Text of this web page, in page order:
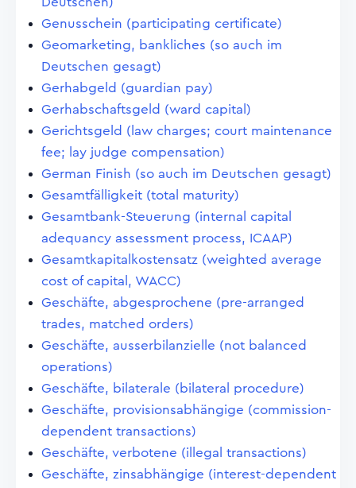
Genusschein (participating certificate)
Geomarketing, bankliches (so auch im
Deutschen gesagt)
Gerhabgeld (guardian pay)
Gerhabschaftsgeld (ward capital)
Gerichtsgeld (law charges; court maintenance
fee; lay judge compensation)
German Finish (so auch im Deutschen gesagt)
Gesamtfälligkeit (total maturity)
Gesamtbank-Steuerung (internal capital
adequancy assessment process, ICAAP)
Gesamtkapitalkostensatz (weighted average
cost of capital, WACC)
Geschäfte, abgesprochene (pre-arranged
trades, matched orders)
Geschäfte, ausserbilanzielle (not balanced
operations)
Geschäfte, bilaterale (bilateral procedure)
Geschäfte, provisionsabhängige (commission-
dependent transactions)
Geschäfte, verbotene (illegal transactions)
Geschäfte, zinsabhängige (interest-dependent